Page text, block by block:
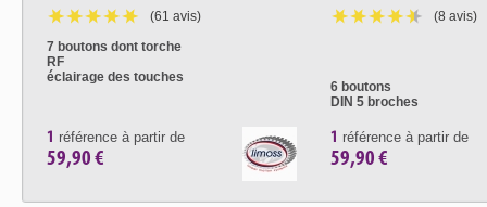
(61 avis)
7 boutons dont torche
RF
éclairage des touches
1 référence à partir de
59,90 €
(8 avis)
6 boutons
DIN 5 broches
1 référence à partir de
59,90 €